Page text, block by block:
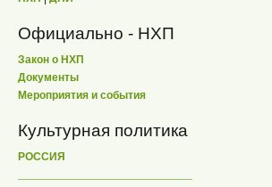
Официально - НХП
Закон о НХП
Документы
Мероприятия и события
Культурная политика
РОССИЯ